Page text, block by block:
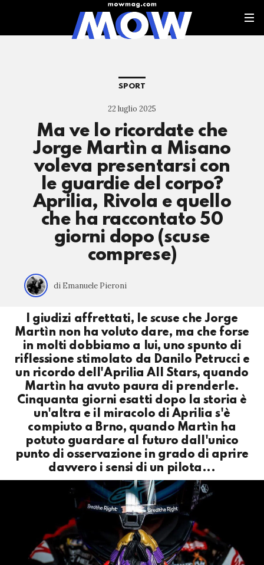
SPORT
22 luglio 2025
Ma ve lo ricordate che
Jorge Martìn a Misano
voleva presentarsi con
le guardie del corpo?
Aprilia, Rivola e quello
che ha raccontato 50
giorni dopo (scuse
comprese)
di Emanuele Pieroni
I giudizi affrettati, le scuse che Jorge
Martìn non ha voluto dare, ma che forse
in molti dobbiamo a lui, uno spunto di
riflessione stimolato da Danilo Petrucci e
un ricordo dell'Aprilia All Stars, quando
Martìn ha avuto paura di prenderle.
Cinquanta giorni esatti dopo la storia è
un'altra e il miracolo di Aprilia s'è
compiuto a Brno, quando Martìn ha
potuto guardare al futuro dall'unico
punto di osservazione in grado di aprire
davvero i sensi di un pilota...